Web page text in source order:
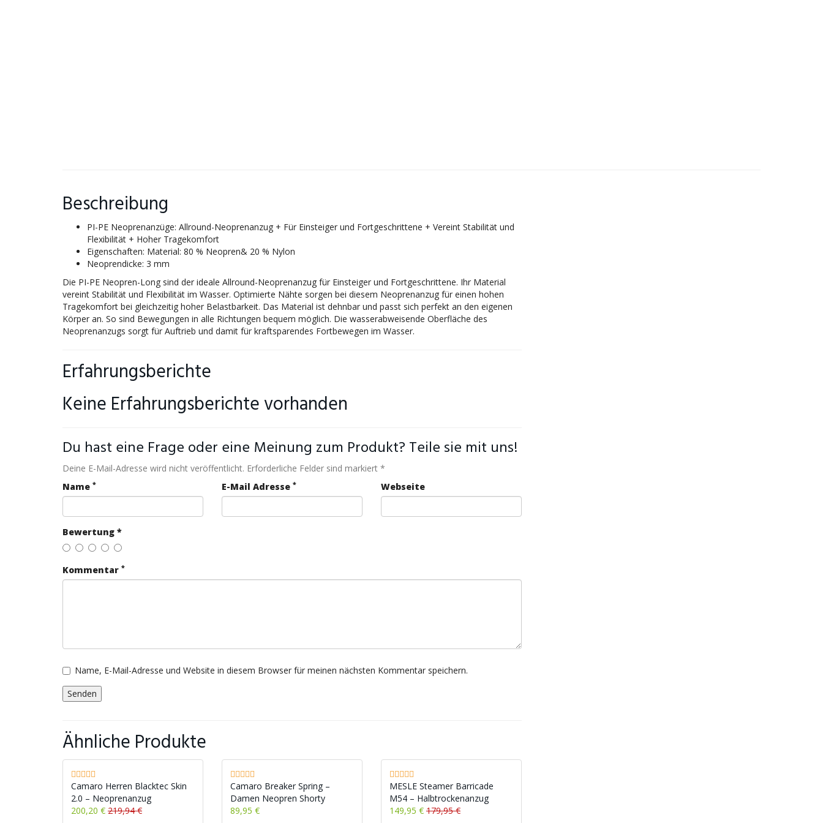
Beschreibung
PI-PE Neoprenanzüge: Allround-Neoprenanzug + Für Einsteiger und Fortgeschrittene + Vereint Stabilität und
Flexibilität + Hoher Tragekomfort
Eigenschaften: Material: 80 % Neopren& 20 % Nylon
Neoprendicke: 3 mm
Die PI-PE Neopren-Long sind der ideale Allround-Neoprenanzug für Einsteiger und Fortgeschrittene. Ihr Material
vereint Stabilität und Flexibilität im Wasser. Optimierte Nähte sorgen bei diesem Neoprenanzug für einen hohen
Tragekomfort bei gleichzeitig hoher Belastbarkeit. Das Material ist dehnbar und passt sich perfekt an den eigenen
Körper an. So sind Bewegungen in alle Richtungen bequem möglich. Die wasserabweisende Oberfläche des
Neoprenanzugs sorgt für Auftrieb und damit für kraftsparendes Fortbewegen im Wasser.
Erfahrungsberichte
Keine Erfahrungsberichte vorhanden
Du hast eine Frage oder eine Meinung zum Produkt? Teile sie mit uns!
Deine E-Mail-Adresse wird nicht veröffentlicht. Erforderliche Felder sind markiert *
Name * E-Mail Adresse * Webseite
Bewertung *
Kommentar *
Name, E-Mail-Adresse und Website in diesem Browser für meinen nächsten Kommentar speichern.
Ähnliche Produkte
Camaro Herren Blacktec Skin
2.0 – Neoprenanzug
200,20 € 219,94 €
Camaro Breaker Spring –
Damen Neopren Shorty
89,95 €
MESLE Steamer Barricade
M54 – Halbtrockenanzug
149,95 € 179,95 €